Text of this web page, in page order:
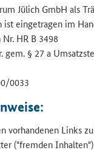
Jü­lich GmbH als
ist ein­ge­tra­gen im
HR B 3498
gem. § 27 a
0033
vor­han­de­nen Links
("frem­den